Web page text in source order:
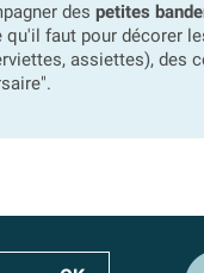
des petites
faut pour décorer
assiettes), des